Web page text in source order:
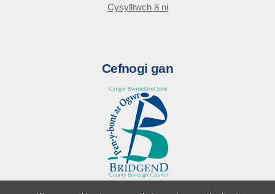
Cysylltwch â ni
Cefnogi gan